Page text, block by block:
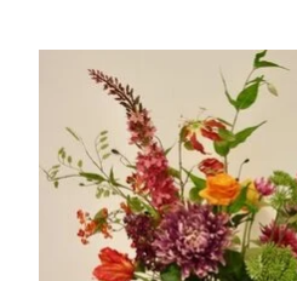
Items van